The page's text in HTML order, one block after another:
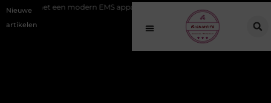
Nieuwe
artikelen
modern EMS apparaat Hoe online vindbaarheid verandert in 2026